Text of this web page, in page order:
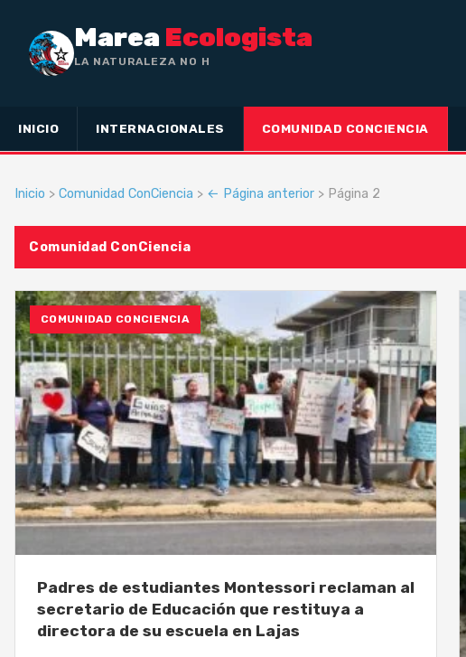
Marea Ecologista
LA NATURALEZA NO HA HECHO ESCLAVO
INICIO INTERNACIONALES COMUNIDAD CONCIENCIA
Inicio > Comunidad ConCiencia > ← Página anterior > Página 2
Comunidad ConCiencia
COMUNIDAD CONCIENCIA
Padres de estudiantes Montessori reclaman al
secretario de Educación que restituya a
directora de su escuela en Lajas